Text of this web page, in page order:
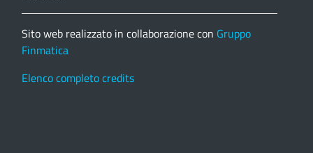
Sito web realizzato in collaborazione con Gruppo
Finmatica
Elenco completo credits